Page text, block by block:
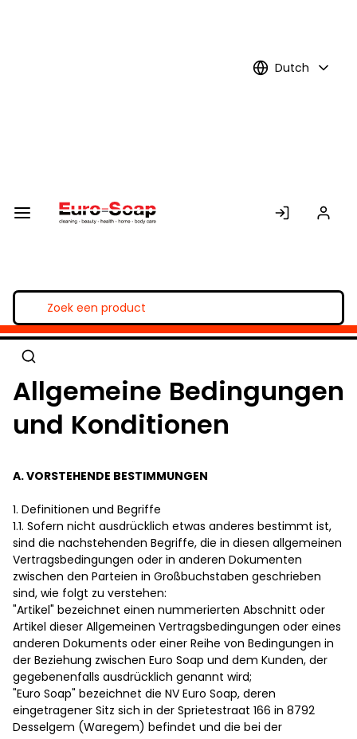
Dutch
Allgemeine Bedingungen
und Konditionen
A. VORSTEHENDE BESTIMMUNGEN
1. Definitionen und Begriffe
1.1. Sofern nicht ausdrücklich etwas anderes bestimmt ist,
sind die nachstehenden Begriffe, die in diesen allgemeinen
Vertragsbedingungen oder in anderen Dokumenten
zwischen den Parteien in Großbuchstaben geschrieben
sind, wie folgt zu verstehen:
"Artikel" bezeichnet einen nummerierten Abschnitt oder
Artikel dieser Allgemeinen Vertragsbedingungen oder eines
anderen Dokuments oder einer Reihe von Bedingungen in
der Beziehung zwischen Euro Soap und dem Kunden, der
gegebenenfalls ausdrücklich genannt wird;
"Euro Soap" bezeichnet die NV Euro Soap, deren
eingetragener Sitz sich in der Sprietestraat 166 in 8792
Desselgem (Waregem) befindet und die bei der